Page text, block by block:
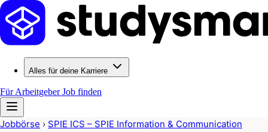
Alles für deine Karriere
Für ArbeitgeberJob finden
Jobbörse › SPIE ICS – SPIE Information & Communication